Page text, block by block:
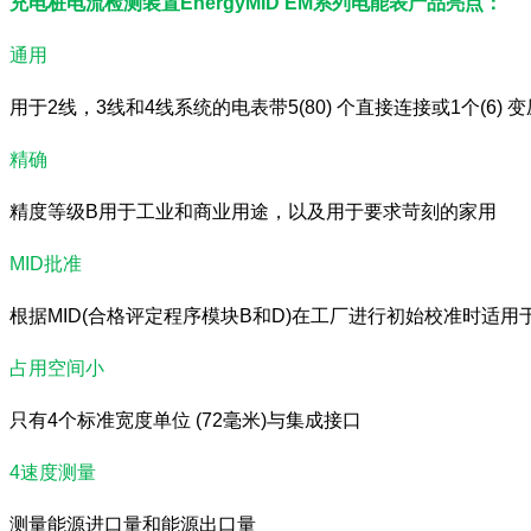
通用
用于2线，3线和4线系统的电表带5(80) 个直接连接或1个(6)
精确
精度等级B用于工业和商业用途，以及用于要求苛刻的家用
MID批准
根据MID(合格评定程序模块B和D)在工厂进行初始校准时适用
占用空间小
只有4个标准宽度单位 (72毫米)与集成接口
4速度测量
测量能源进口量和能源出口量